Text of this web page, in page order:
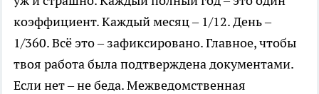
коэффициент. Каждый месяц – 1/12. День –
1/360. Всё это – зафиксировано. Главное, чтобы
твоя работа была подтверждена документами.
Если нет – не беда. Межведомственная